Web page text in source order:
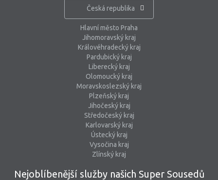
Česká republika
Hlavní město Praha
Jihomoravský kraj
Královéhradecký kraj
Pardubický kraj
Liberecký kraj
Olomoucký kraj
Moravskoslezský kraj
Plzeňský kraj
Jihočeský kraj
Středočeský kraj
Karlovarský kraj
Ústecký kraj
Vysočina kraj
Zlínský kraj
Nejoblíbenější služby našich Super Sousedů